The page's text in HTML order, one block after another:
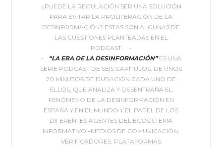
¿PUEDE LA REGULACIÓN SER UNA SOLUCIÓN
PARA EVITAR LA PROLIFERACIÓN DE LA
DESINFORMACIÓN? ESTAS SON ALGUNAS DE
LAS CUESTIONES PLANTEADAS EN EL
PODCAST.
“LA ERA DE LA DESINFORMACIÓN”ES UNA
SERIE PODCAST DE SEIS CAPÍTULOS, DE UNOS
20 MINUTOS DE DURACIÓN CADA UNO DE
ELLOS, QUE ANALIZA Y DESENTRAÑA EL
FENÓMENO DE LA DESINFORMACIÓN EN
ESPAÑA Y EN EL MUNDO Y EL PAPEL DE LOS
DIFERENTES AGENTES DEL ECOSISTEMA
INFORMATIVO –MEDIOS DE COMUNICACIÓN,
VERIFICADORES, PLATAFORMAS